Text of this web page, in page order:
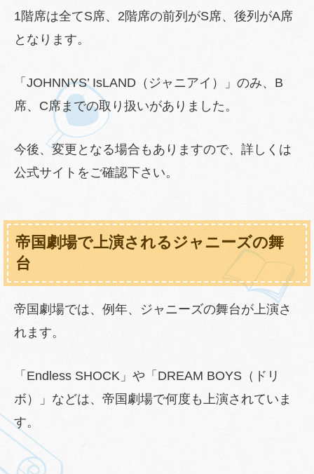
1階席は全てS席、2階席の前列がS席、後列がA席
となります。
「JOHNNYS’ IsLAND（ジャニアイ）」のみ、B
席、C席までの取り扱いがありました。
今後、変更となる場合もありますので、詳しくは
公式サイトをご確認下さい。
帝国劇場で上演されるジャニーズの舞
台
帝国劇場では、例年、ジャニーズの舞台が上演さ
れます。
「Endless SHOCK」や「DREAM BOYS（ドリ
ボ）」などは、帝国劇場で何度も上演されていま
す。